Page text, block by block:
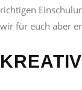
richtigen
wir für euch aber